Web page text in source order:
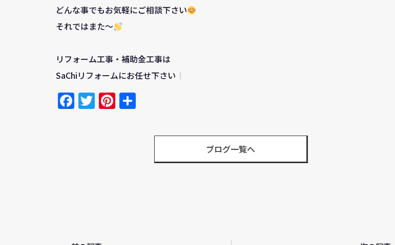
どんな事でもお気軽にご相談下さい
それではまた～
リフォーム工事・補助金工事は
SaChiリフォームにお任せ下さい
Facebook
TwitterPinterest
ブログ一覧へ